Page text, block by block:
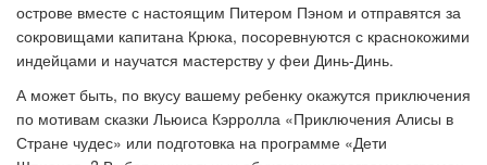
острове вместе с настоящим Питером Пэном и отправятся за
сокровищами капитана Крюка, посоревнуются с краснокожими
индейцами и научатся мастерству у феи Динь-Динь.
А может быть, по вкусу вашему ребенку окажутся приключения
по мотивам сказки Льюиса Кэрролла «Приключения Алисы в
Стране чудес» или подготовка на программе «Дети